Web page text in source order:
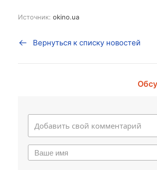
Источник: okino.ua
Вернуться к списку новостей